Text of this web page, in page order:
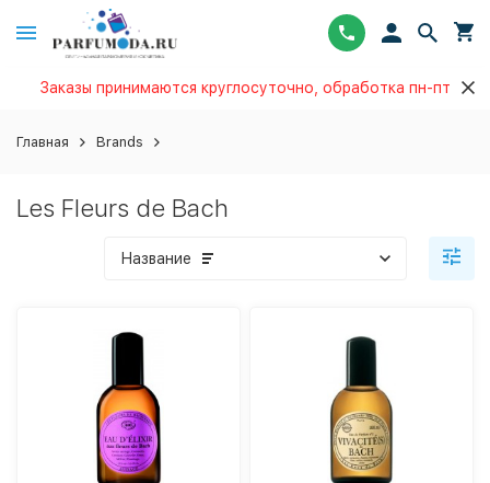
Заказы принимаются круглосуточно, обработка пн-пт
Главная Brands
Les Fleurs de Bach
Название